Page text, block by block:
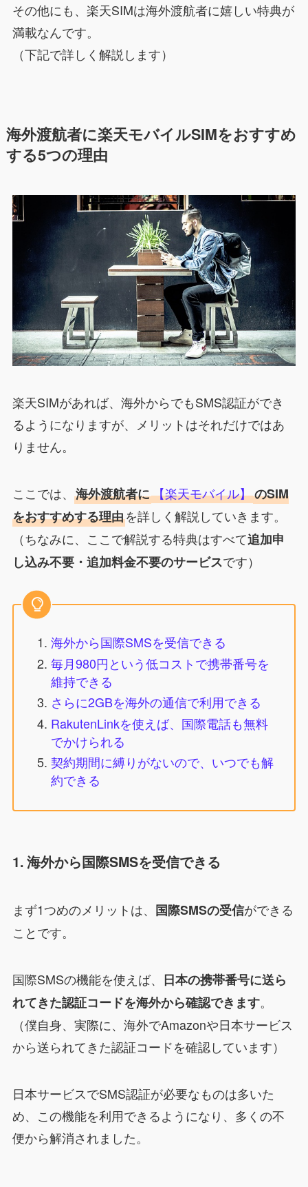
その他にも、楽天SIMは海外渡航者に嬉しい特典が
満載なんです。
（下記で詳しく解説します）
海外渡航者に楽天モバイルSIMをおすすめ
する5つの理由
楽天SIMがあれば、海外からでもSMS認証ができ
るようになりますが、メリットはそれだけではあ
りません。
ここでは、 海外渡航者に【楽天モバイル】のSIM
をおすすめする理由を詳しく解説していきます。
（ちなみに、ここで解説する特典はすべて追加申
し込み不要・追加料金不要のサービスです）
海外から国際SMSを受信できる
毎月980円という低コストで携帯番号を
維持できる
さらに2GBを海外の通信で利用できる
RakutenLinkを使えば、国際電話も無料
でかけられる
契約期間に縛りがないので、いつでも解
約できる
1. 海外から国際SMSを受信できる
まず1つめのメリットは、 国際SMSの受信ができる
ことです。
国際SMSの機能を使えば、 日本の携帯番号に送ら
れてきた認証コードを海外から確認できます。
（僕自身、実際に、海外でAmazonや日本サービス
から送られてきた認証コードを確認しています）
日本サービスでSMS認証が必要なものは多いた
め、この機能を利用できるようになり、多くの不
便から解消されました。